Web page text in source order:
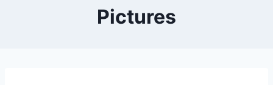
Pictures